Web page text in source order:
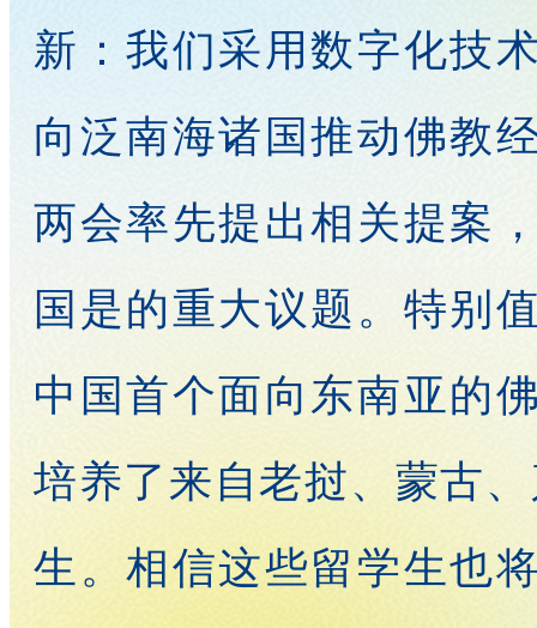
新：我们采用数字化技
向泛南海诸国推动佛教
两会率先提出相关提案
国是的重大议题。特别
中国首个面向东南亚的
培养了来自老挝、蒙古
生。相信这些留学生也